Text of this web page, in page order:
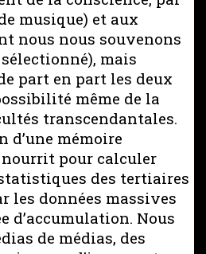
musique) et aux
nous nous souvenons
mais
part en part les deux
même de la
transcendantales.
d’une mémoire
pour calculer
des tertiaires
les données massives
d’accumulation. Nous
de médias, des